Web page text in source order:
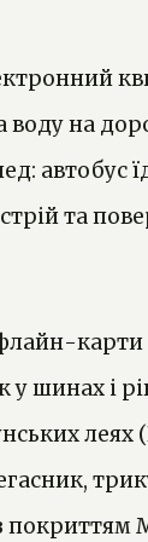
воду на
автобус
та
карти
у шинах і
леях
покриттям